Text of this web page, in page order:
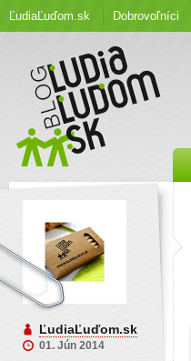
ĽudiaĽuďom.sk Dobrovoľníci
ĽudiaĽuďom.sk
01. Jún 2014